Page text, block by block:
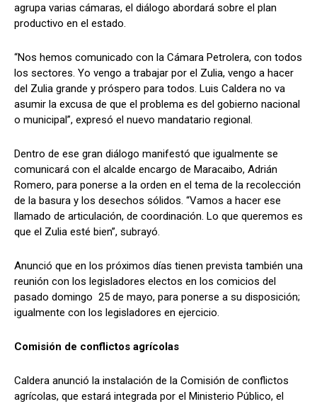
agrupa varias cámaras, el diálogo abordará sobre el plan
productivo en el estado.
“Nos hemos comunicado con la Cámara Petrolera, con todos
los sectores. Yo vengo a trabajar por el Zulia, vengo a hacer
del Zulia grande y próspero para todos. Luis Caldera no va
asumir la excusa de que el problema es del gobierno nacional
o municipal”, expresó el nuevo mandatario regional.
Dentro de ese gran diálogo manifestó que igualmente se
comunicará con el alcalde encargo de Maracaibo, Adrián
Romero, para ponerse a la orden en el tema de la recolección
de la basura y los desechos sólidos. “Vamos a hacer ese
llamado de articulación, de coordinación. Lo que queremos es
que el Zulia esté bien”, subrayó.
Anunció que en los próximos días tienen prevista también una
reunión con los legisladores electos en los comicios del
pasado domingo 25 de mayo, para ponerse a su disposición;
igualmente con los legisladores en ejercicio.
Comisión de conflictos agrícolas
Caldera anunció la instalación de la Comisión de conflictos
agrícolas, que estará integrada por el Ministerio Público, el